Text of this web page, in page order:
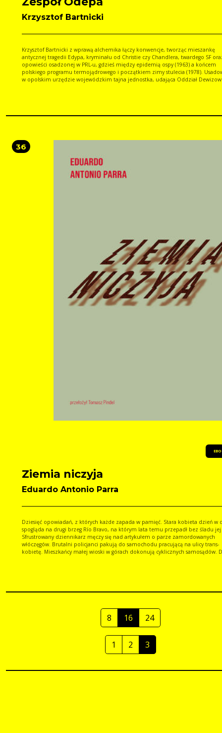
Krzysztof Bartnicki
Krzysztof Bartnicki z wprawą alchemika łączy konwencje, tworząc mieszankę
antycznej tragedii Edypa, kryminału od Christie czy Chandlera, twardego SF
opowieści osadzonej w PRL-u, gdzieś między epidemią ospy (1963) a końcem
polskiego programu termojądrowego i początkiem zimy stulecia (1978).
w opolskim urzędzie wojewódzkim tajna jednostka, udająca Oddział
kosmosu słowem: wszystkiego. Zespół Odepato literacka uczta dla miłośników
partyturę muzyczną, a pieśniom Kochanowskiego nadał raperski sznyt, by
(muszę się streszczać) orkadzkie wiersze SF oddać w neo-paleo-polszczyźnie
pomorskiej, wydawało mi się, że Bartnicki niczym mnie już nie zaskoczy. Jak
się myliłem Jerzy Jarniewicz
36
Ziemia niczyja
Eduardo Antonio Parra
Dziesięć opowiadań, z których każde zapada w pamięć. Stara kobieta dzień w
spogląda na drugi brzeg Río Bravo, na którym lata temu przepadł bez śladu
Sfrustrowany dziennikarz męczy się nad artykułem o parze zamordowanych
włóczęgów. Brutalni policjanci pakują do samochodu pracującą na ulicy trans-
kobietę. Mieszkańcy małej wioski w górach dokonują cyklicznych samosądów.
8 16 24
1 2 3